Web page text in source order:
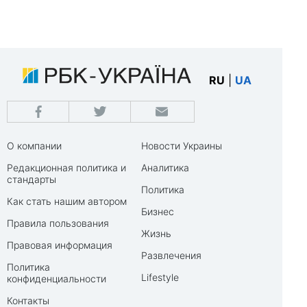
RU UA
О компании
Редакционная политика и
стандарты
Как стать нашим автором
Правила пользования
Правовая информация
Политика
конфиденциальности
Контакты
Новости Украины
Аналитика
Политика
Бизнес
Жизнь
Развлечения
Lifestyle